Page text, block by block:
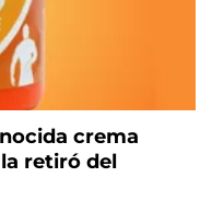
crema
retiró del